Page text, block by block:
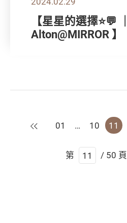
【星星的選擇⭐💬 ｜
Alton@MIRROR 】
上一頁
01 … 10 11
第 / 50 頁